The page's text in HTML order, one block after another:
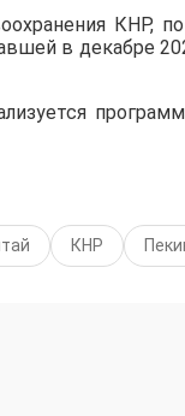
КНР,
в декабре
КНР